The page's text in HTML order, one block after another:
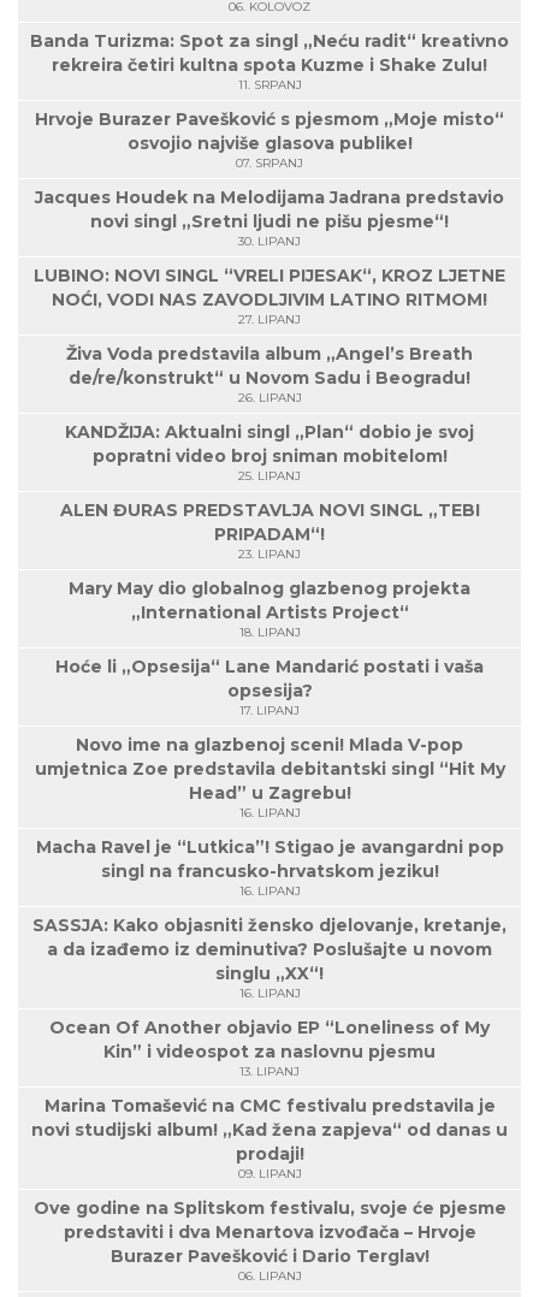
06. KOLOVOZ
Banda Turizma: Spot za singl „Neću radit“ kreativno
rekreira četiri kultna spota Kuzme i Shake Zulu!
11. SRPANJ
Hrvoje Burazer Pavešković s pjesmom „Moje misto“
osvojio najviše glasova publike!
07. SRPANJ
Jacques Houdek na Melodijama Jadrana predstavio
novi singl „Sretni ljudi ne pišu pjesme“!
30. LIPANJ
LUBINO: NOVI SINGL “VRELI PIJESAK“, KROZ LJETNE
NOĆI, VODI NAS ZAVODLJIVIM LATINO RITMOM!
27. LIPANJ
Živa Voda predstavila album „Angel’s Breath
de/re/konstrukt“ u Novom Sadu i Beogradu!
26. LIPANJ
KANDŽIJA: Aktualni singl „Plan“ dobio je svoj
popratni video broj sniman mobitelom!
25. LIPANJ
ALEN ĐURAS PREDSTAVLJA NOVI SINGL „TEBI
PRIPADAM“!
23. LIPANJ
Mary May dio globalnog glazbenog projekta
„International Artists Project“
18. LIPANJ
Hoće li „Opsesija“ Lane Mandarić postati i vaša
opsesija?
17. LIPANJ
Novo ime na glazbenoj sceni! Mlada V-pop
umjetnica Zoe predstavila debitantski singl “Hit My
Head” u Zagrebu!
16. LIPANJ
Macha Ravel je “Lutkica”! Stigao je avangardni pop
singl na francusko-hrvatskom jeziku!
16. LIPANJ
SASSJA: Kako objasniti žensko djelovanje, kretanje,
a da izađemo iz deminutiva? Poslušajte u novom
singlu „XX“!
16. LIPANJ
Ocean Of Another objavio EP “Loneliness of My
Kin” i videospot za naslovnu pjesmu
13. LIPANJ
Marina Tomašević na CMC festivalu predstavila je
novi studijski album! „Kad žena zapjeva“ od danas u
prodaji!
09. LIPANJ
Ove godine na Splitskom festivalu, svoje će pjesme
predstaviti i dva Menartova izvođača – Hrvoje
Burazer Pavešković i Dario Terglav!
06. LIPANJ